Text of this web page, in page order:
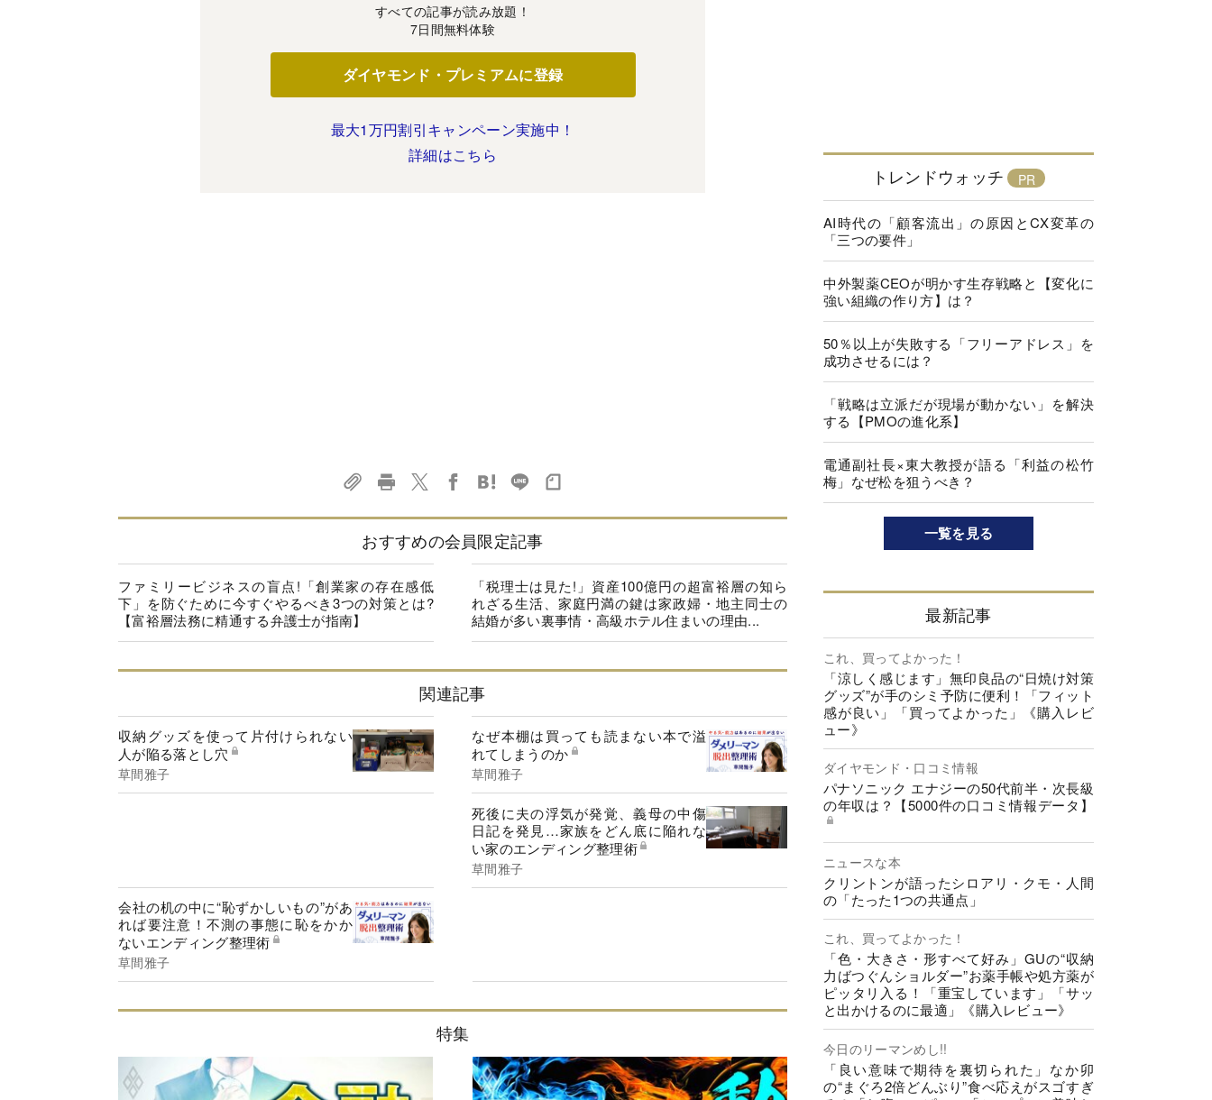
すべての記事が読み放題！
7日間無料体験
ダイヤモンド・プレミアムに登録
最大1万円割引キャンペーン実施中！
詳細はこちら
おすすめの会員限定記事
ファミリービジネスの盲点!「創業家の存在感低
下」を防ぐために今すぐやるべき3つの対策とは?
【富裕層法務に精通する弁護士が指南】
「税理士は見た!」資産100億円の超富裕層の知ら
れざる生活、家庭円満の鍵は家政婦・地主同士の
結婚が多い裏事情・高級ホテル住まいの理由...
関連記事
収納グッズを使って片付けられない
人が陥る落とし穴
草間雅子
なぜ本棚は買っても読まない本で溢
れてしまうのか
草間雅子
死後に夫の浮気が発覚、義母の中傷
日記を発見…家族をどん底に陥れな
い家のエンディング整理術
草間雅子
会社の机の中に“恥ずかしいもの”があ
れば要注意！不測の事態に恥をかか
ないエンディング整理術
草間雅子
特集
トレンドウォッチ
AI時代の「顧客流出」の原因とCX変革の
「三つの要件」
中外製薬CEOが明かす生存戦略と【変化に
強い組織の作り方】は？
50％以上が失敗する「フリーアドレス」を
成功させるには？
「戦略は立派だが現場が動かない」を解決
する【PMOの進化系】
電通副社長×東大教授が語る「利益の松竹
梅」なぜ松を狙うべき？
一覧を見る
最新記事
これ、買ってよかった！
「涼しく感じます」無印良品の“日焼け対策
グッズ”が手のシミ予防に便利！「フィット
感が良い」「買ってよかった」《購入レビ
ュー》
ダイヤモンド・口コミ情報
パナソニック エナジーの50代前半・次長級
の年収は？【5000件の口コミ情報データ】
ニュースな本
クリントンが語ったシロアリ・クモ・人間
の「たった1つの共通点」
これ、買ってよかった！
「色・大きさ・形すべて好み」GUの“収納
力ばつぐんショルダー”お薬手帳や処方薬が
ピッタリ入る！「重宝しています」「サッ
と出かけるのに最適」《購入レビュー》
今日のリーマンめし!!
「良い意味で期待を裏切られた」なか卯
の“まぐろ2倍どんぶり”食べ応えがスゴすぎ